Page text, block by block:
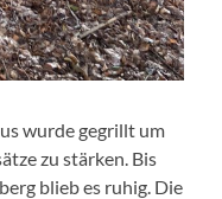
wurde gegrillt um
zu stärken. Bis
blieb es ruhig. Die